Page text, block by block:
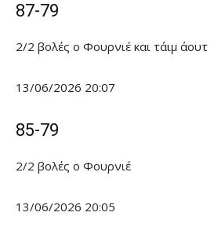
87-79
2/2 βολές ο Φουρνιέ και τάιμ άουτ
13/06/2026 20:07
85-79
2/2 βολές ο Φουρνιέ
13/06/2026 20:05